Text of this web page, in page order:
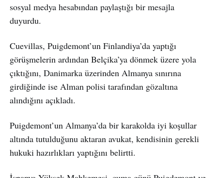
sosyal medya hesabından paylaştığı bir mesajla
duyurdu.
Cuevillas, Puigdemont’un Finlandiya’da yaptığı
görüşmelerin ardından Belçika’ya dönmek üzere yola
çıktığını, Danimarka üzerinden Almanya sınırına
girdiğinde ise Alman polisi tarafından gözaltına
alındığını açıkladı.
Puigdemont’un Almanya’da bir karakolda iyi koşullar
altında tutulduğunu aktaran avukat, kendisinin gerekli
hukuki hazırlıkları yaptığını belirtti.